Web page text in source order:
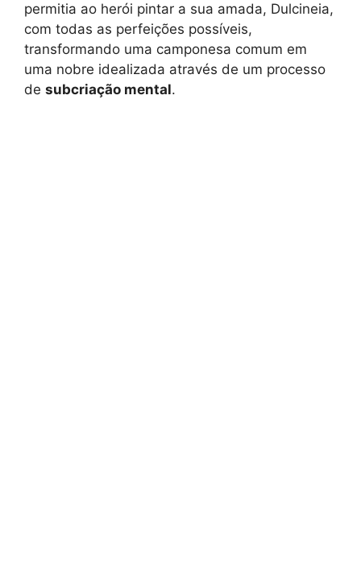
permitia ao herói pintar a sua amada, Dulcineia,
com todas as perfeições possíveis,
transformando uma camponesa comum em
uma nobre idealizada através de um processo
de subcriação mental.